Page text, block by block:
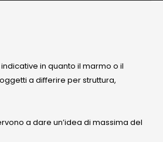
in quanto il marmo o il
a differire per struttura,
a dare un’idea di massima del